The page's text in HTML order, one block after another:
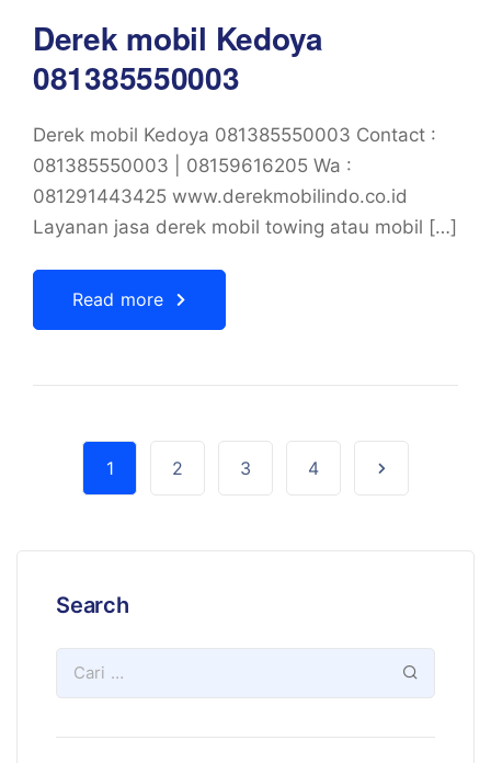
Derek mobil Kedoya
081385550003
Derek mobil Kedoya 081385550003 Contact :
081385550003 | 08159616205 Wa :
081291443425 www.derekmobilindo.co.id
Layanan jasa derek mobil towing atau mobil […]
Read more
1 2 3 4
Search